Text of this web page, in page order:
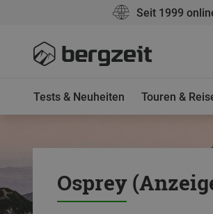
Seit 1999
Tests & Neuheiten Touren &
Osprey